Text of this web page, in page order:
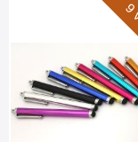
9
Merk